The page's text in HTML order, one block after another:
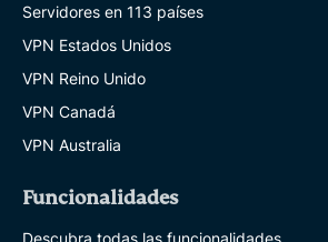
Servidores en 113 países
VPN Estados Unidos
VPN Reino Unido
VPN Canadá
VPN Australia
Funcionalidades
Descubra todas las funcionalidades